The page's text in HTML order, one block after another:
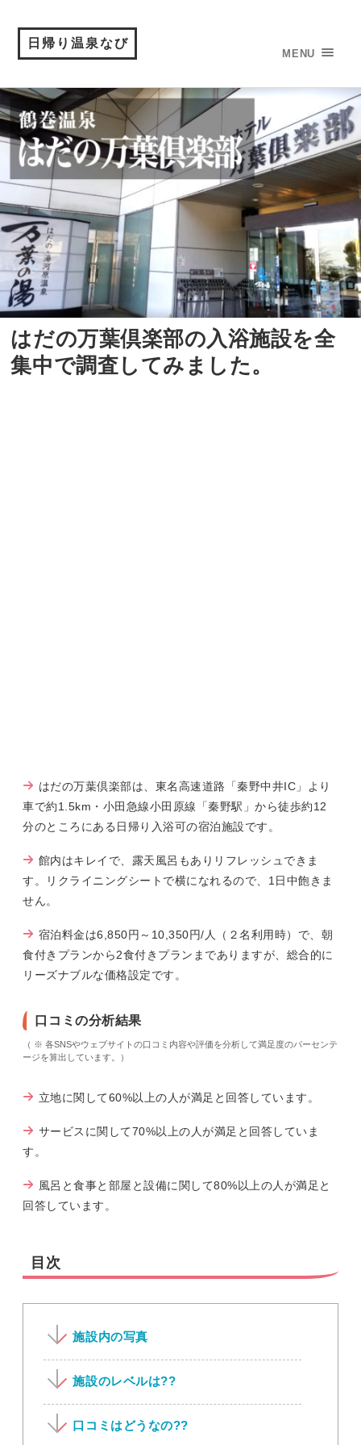
日帰り温泉なび
MENU
はだの万葉倶楽部の入浴施設を全
集中で調査してみました。
はだの万葉倶楽部は、東名高速道路「秦野中井IC」より
車で約1.5km・小田急線小田原線「秦野駅」から徒歩約12
分のところにある日帰り入浴可の宿泊施設です。
館内はキレイで、露天風呂もありリフレッシュできま
す。リクライニングシートで横になれるので、1日中飽きま
せん。
宿泊料金は6,850円～10,350円/人（２名利用時）で、朝
食付きプランから2食付きプランまでありますが、総合的に
リーズナブルな価格設定です。
口コミの分析結果
（ ※ 各SNSやウェブサイトの口コミ内容や評価を分析して満足度のパーセンテ
ージを算出しています。）
立地に関して60%以上の人が満足と回答しています。
サービスに関して70%以上の人が満足と回答していま
す。
風呂と食事と部屋と設備に関して80%以上の人が満足と
回答しています。
目次
施設内の写真
施設のレベルは??
口コミはどうなの??